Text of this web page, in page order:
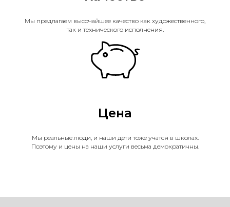
Мы предлагаем высочайшее качество как художественного,
так и технического исполнения.
Цена
Мы реальные люди, и наши дети тоже учатся в школах.
Поэтому и цены на наши услуги весьма демократичны.